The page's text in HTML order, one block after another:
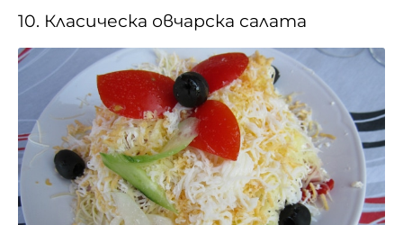
или сурови чушки, шунка, сварено яйце,
кашкавал, бяло саламурено сирене и е овкусена
със сол и олио. По желание се добавят и
мариновани гъби. Овчарска салата е
сравнително нова. Тя се появява в
ресторантите през 90-те години на
миналия век и бързо добива популярност.
Нейното авторство е неясно, но със
сигурност няма нищо общо с трапезата на